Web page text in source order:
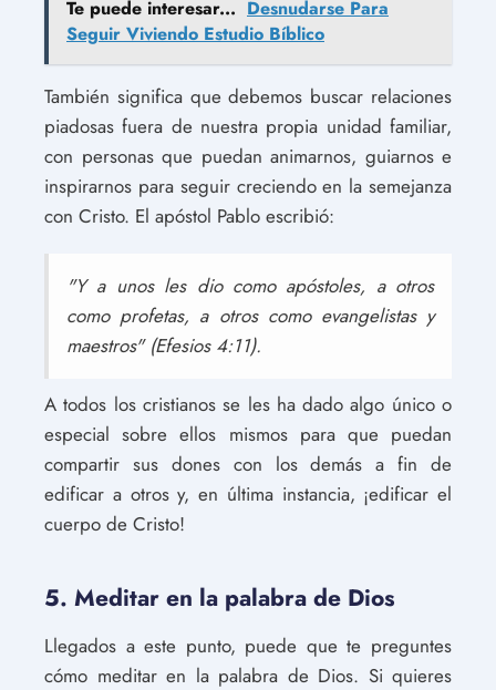
Te puede interesar... Desnudarse Para
Seguir Viviendo Estudio Bíblico
También significa que debemos buscar relaciones
piadosas fuera de nuestra propia unidad familiar,
con personas que puedan animarnos, guiarnos e
inspirarnos para seguir creciendo en la semejanza
con Cristo. El apóstol Pablo escribió:
"Y a unos les dio como apóstoles, a otros
como profetas, a otros como evangelistas y
maestros" (Efesios 4:11).
A todos los cristianos se les ha dado algo único o
especial sobre ellos mismos para que puedan
compartir sus dones con los demás a fin de
edificar a otros y, en última instancia, ¡edificar el
cuerpo de Cristo!
5. Meditar en la palabra de Dios
Llegados a este punto, puede que te preguntes
cómo meditar en la palabra de Dios. Si quieres